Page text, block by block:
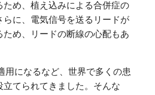
ため、植え込みによる合併症の
らに、電気信号を送るリードが
め、リードの断線の心配もあ
用になるなど、世界で多くの患
てられてきました。そんな